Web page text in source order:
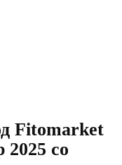
Fitomarket
со